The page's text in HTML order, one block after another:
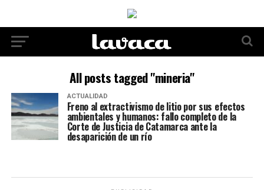
All posts tagged "mineria"
ACTUALIDAD
Freno al extractivismo de litio por sus efectos
ambientales y humanos: fallo completo de la
Corte de Justicia de Catamarca ante la
desaparición de un río